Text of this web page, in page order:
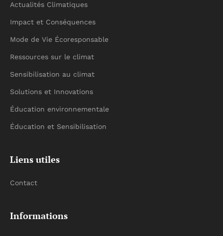
Actualités Climatiques
Impact et Conséquences
Mode de Vie Écoresponsable
Ressources sur le climat
Sensibilisation au climat
Solutions et Innovations
Éducation environnementale
Éducation et Sensibilisation
Liens utiles
Contact
Informations